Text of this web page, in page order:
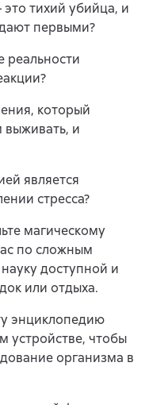
тихий убийца, и
первыми?
реальности
который
и
является
стресса?
магическому
по сложным
доступной и
или отдыха.
энциклопедию
устройстве, чтобы
организма в